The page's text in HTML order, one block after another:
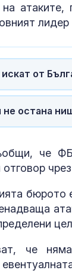
на
от
остана
че
бюрото
че няма